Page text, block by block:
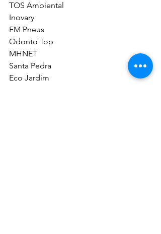
TOS Ambiental
Inovary
FM Pneus
Odonto Top
MHNET
Santa Pedra
Eco Jardim